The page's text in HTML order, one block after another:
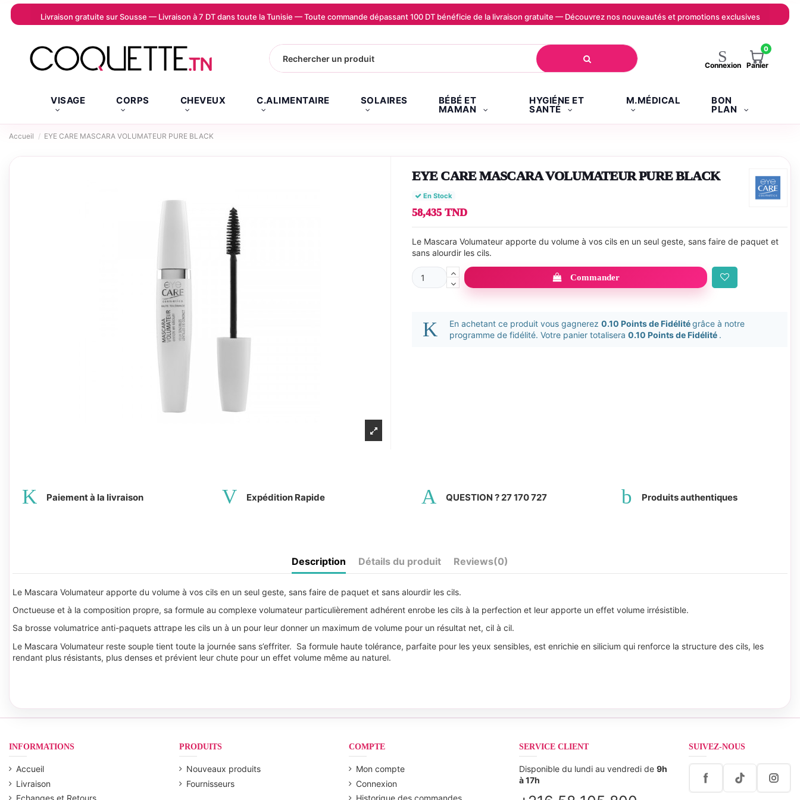
Livraison gratuite sur Sousse — Livraison à 7 DT dans toute la Tunisie — Toute commande dépassant 100 DT bénéficie de la livraison gratuite — Découvrez nos nouveautés et promotions exclusives
Connexion
0
Panier
VISAGE CORPS CHEVEUX C.ALIMENTAIRE SOLAIRES BÉBÉ ET
MAMAN
HYGIÉNE ET
SANTÉ
M.MÉDICAL BON
PLAN
Accueil EYE CARE MASCARA VOLUMATEUR PURE BLACK
EYE CARE MASCARA VOLUMATEUR PURE BLACK
En Stock
58,435 TND
Le Mascara Volumateur apporte du volume à vos cils en un seul geste, sans faire de paquet et
sans alourdir les cils.
Commander
En achetant ce produit vous gagnerez 0.10 Points de Fidélitégrâce à notre
programme de fidélité. Votre panier totalisera 0.10 Points de Fidélité .
Paiement à la livraison Expédition Rapide QUESTION ? 27 170 727 Produits authentiques
Description Détails du produit Reviews(0)
Le Mascara Volumateur apporte du volume à vos cils en un seul geste, sans faire de paquet et sans alourdir les cils.
Onctueuse et à la composition propre, sa formule au complexe volumateur particulièrement adhérent enrobe les cils à la perfection et leur apporte un effet volume irrésistible.
Sa brosse volumatrice anti-paquets attrape les cils un à un pour leur donner un maximum de volume pour un résultat net, cil à cil.
Le Mascara Volumateur reste souple tient toute la journée sans s’effriter. Sa formule haute tolérance, parfaite pour les yeux sensibles, est enrichie en silicium qui renforce la structure des cils, les
rendant plus résistants, plus denses et prévient leur chute pour un effet volume même au naturel.
INFORMATIONS
Accueil
Livraison
PRODUITS
Nouveaux produits
Fournisseurs
COMPTE
Mon compte
Connexion
SERVICE CLIENT
Disponible du lundi au vendredi de 9h
à 17h
SUIVEZ-NOUS